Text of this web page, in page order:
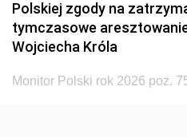
Polskiej zgody na
tymczasowe
Wojciecha Króla
Monitor Polski rok 2026 poz.